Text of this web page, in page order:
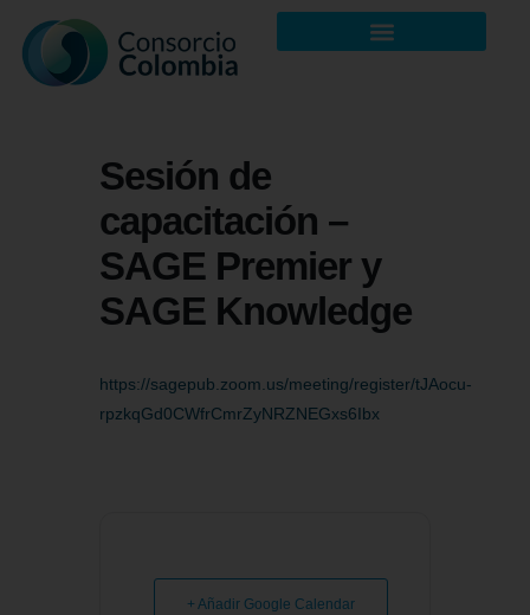
Sesión de
capacitación –
SAGE Premier y
SAGE Knowledge
https://sagepub.zoom.us/meeting/register/tJAocu-
rpzkqGd0CWfrCmrZyNRZNEGxs6Ibx
+ Añadir Google Calendar